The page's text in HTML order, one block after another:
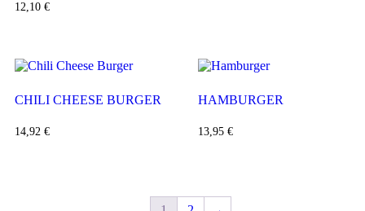
12,10 €
CHILI CHEESE BURGER
14,92 €
HAMBURGER
13,95 €